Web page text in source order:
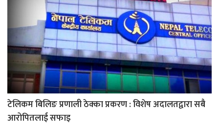
टेलिकम बिलिङ प्रणाली ठेक्का प्रकरण : विशेष अदालतद्वारा सबै
आरोपितलाई सफाइ